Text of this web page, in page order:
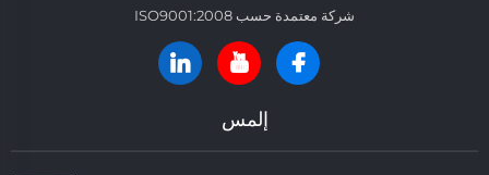
شركة معتمدة حسب ISO9001:2008
إلمس